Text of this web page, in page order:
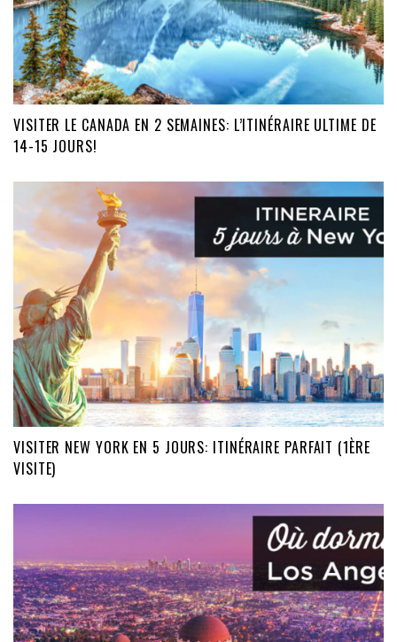
VISITER LE CANADA EN 2 SEMAINES: L’ITINÉRAIRE ULTIME DE
14-15 JOURS!
VISITER NEW YORK EN 5 JOURS: ITINÉRAIRE PARFAIT (1ÈRE
VISITE)